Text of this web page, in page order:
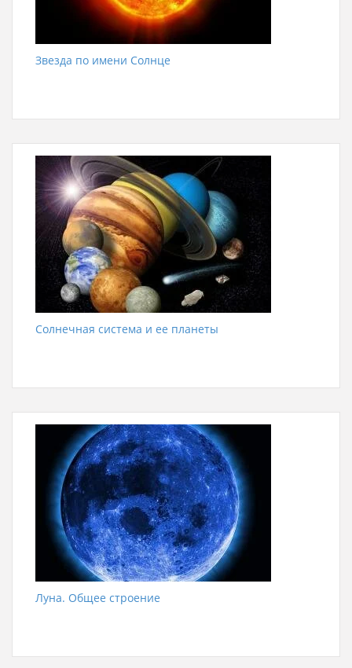
Звезда по имени Солнце
Солнечная система и ее планеты
Луна. Общее строение